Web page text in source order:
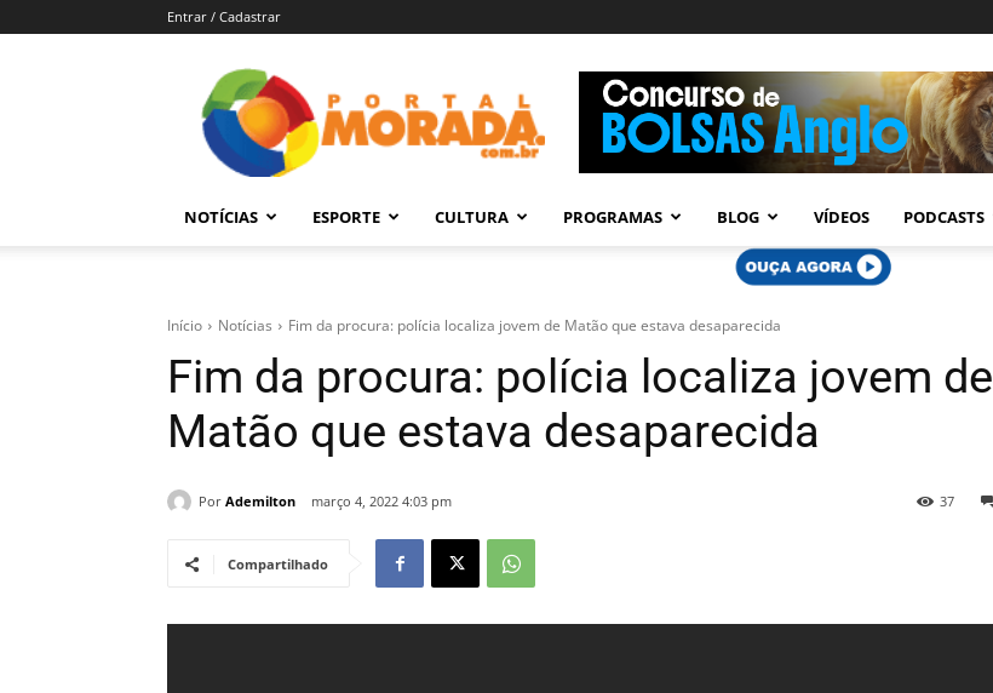
Entrar / Cadastrar
Morada
–
Araraquara
NOTÍCIAS ESPORTE CULTURA PROGRAMAS BLOG VÍDEOS PODCASTS
Início Notícias Fim da procura: polícia localiza jovem de Matão que estava desaparecida
Fim da procura: polícia localiza jovem de
Matão que estava desaparecida
Por Ademilton março 4, 2022 4:03 pm 37
Compartilhado